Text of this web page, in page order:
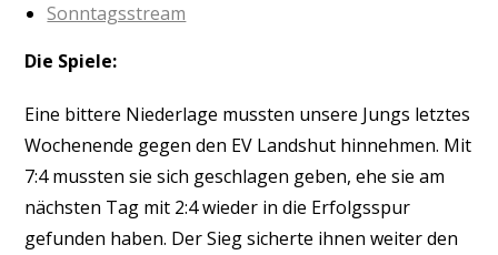
Sonntagsstream
Die Spiele:
Eine bittere Niederlage mussten unsere Jungs letztes
Wochenende gegen den EV Landshut hinnehmen. Mit
7:4 mussten sie sich geschlagen geben, ehe sie am
nächsten Tag mit 2:4 wieder in die Erfolgsspur
gefunden haben. Der Sieg sicherte ihnen weiter den